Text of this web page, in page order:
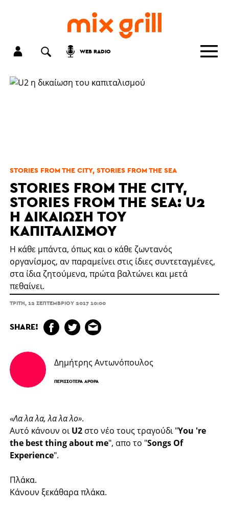
WEB RADIO
STORIES FROM THE CITY, STORIES FROM THE SEA
STORIES FROM THE CITY,
STORIES FROM THE SEA: U2
Η ΔΙΚΑΊΩΣΗ ΤΟΥ
ΚΑΠΙΤΑΛΙΣΜΟΎ
Η κάθε μπάντα, όπως και ο κάθε ζωντανός
οργανίσμος, αν παραμείνει στις ίδιες συντεταγμένες,
στα ίδια ζητούμενα, πρώτα βαλτώνει και μετά
πεθαίνει.
ΤΡΊΤΗ, 12 ΣΕΠΤΕΜΒΡΊΟΥ 2017 10:00
SHARE!
Δημήτρης Αντωνόπουλος
ΠΕΡΙΣΣΌΤΕΡΑ ΆΡΘΡΑ
«Λα λα λα, λα λα λο».
Αυτό κάνουν οιU2 στο νέο τους τραγούδι "You 're
the best thing about me", απο το "Songs Of
Experience".
Πλάκα.
Κάνουν ξεκάθαρα πλάκα.